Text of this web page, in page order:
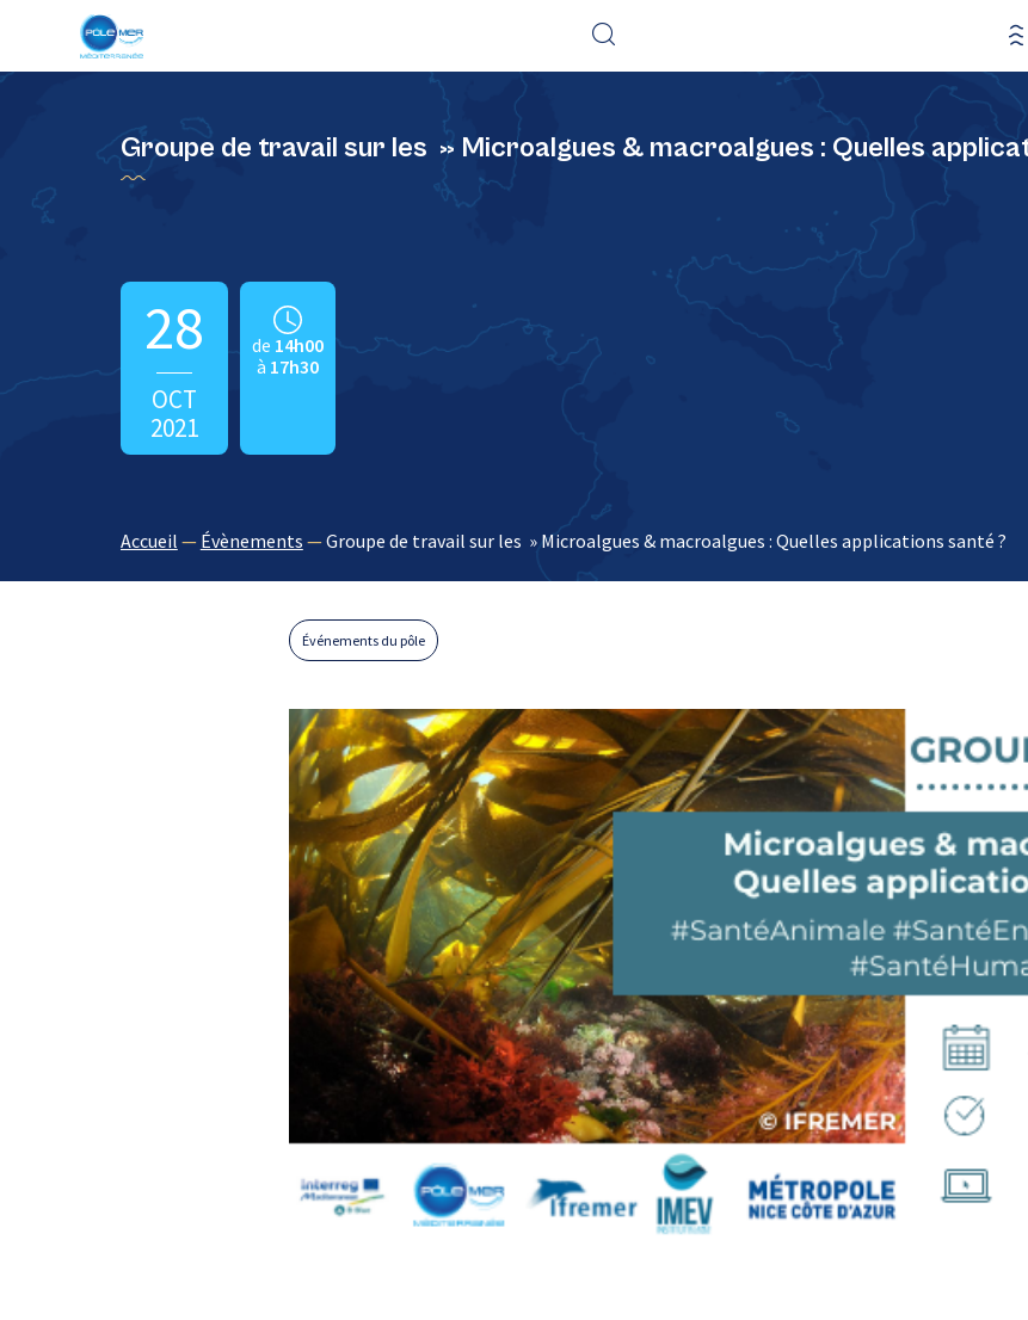
Groupe de travail sur les » Microalgues & macroalgues : Quelles
28
OCT
2021
de 14h00
à 17h30
Accueil — Évènements —Groupe de travail sur les » Microalgues & macroalgues : Quelles applications santé ?
Événements du pôle
Panneau de gestion des cookies